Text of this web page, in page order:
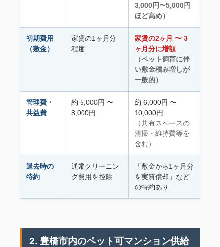
3,000円〜5,000円
ほど高め）
初期費用
（敷金）
家賃の1ヶ月分
程度
家賃の2ヶ月 〜 3
ヶ月分に増額
（ペット飼育に伴
い敷金積み増しが
一般的）
管理費・
共益費
約 5,000円 〜
8,000円
約 6,000円 〜
10,000円
（共有スペースの
清掃・維持費等を
含む）
退去時の
特約
通常クリーニン
グ費用を控除
「敷金から1ヶ月分
を実質償却」など
の特約あり
2. 豊橋市内のペット可マンション供給